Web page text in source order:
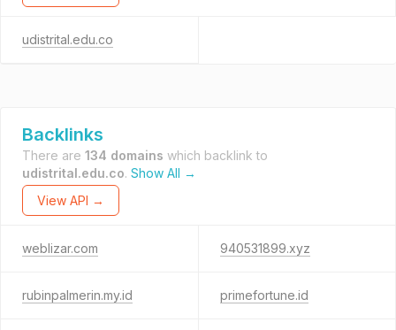
udistrital.edu.co
Backlinks
There are 134 domains which backlink to
udistrital.edu.co. Show All →
View API →
weblizar.com 940531899.xyz
rubinpalmerin.my.id primefortune.id